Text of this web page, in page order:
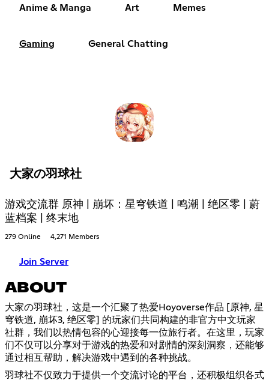
Anime & Manga Art Memes
Gaming General Chatting
大家の羽球社
游戏交流群 原神 | 崩坏：星穹铁道 | 鸣潮 | 绝区零 | 蔚
蓝档案 | 终末地
279 Online 4,271 Members
Join Server
ABOUT
大家の羽球社，这是一个汇聚了热爱Hoyoverse作品 [原神, 星
穹铁道, 崩坏3, 绝区零] 的玩家们共同构建的非官方中文玩家
社群，我们以热情包容的心迎接每一位旅行者。在这里，玩家
们不仅可以分享对于游戏的热爱和对剧情的深刻洞察，还能够
通过相互帮助，解决游戏中遇到的各种挑战。
羽球社不仅致力于提供一个交流讨论的平台，还积极组织各式